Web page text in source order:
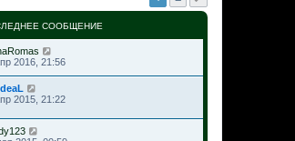
СООБЩЕНИЕ
2016, 21:56
2015, 21:22